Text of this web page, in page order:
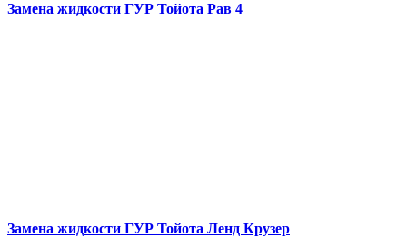
Замена жидкости ГУР Тойота Рав 4
Замена жидкости ГУР Тойота Ленд Крузер